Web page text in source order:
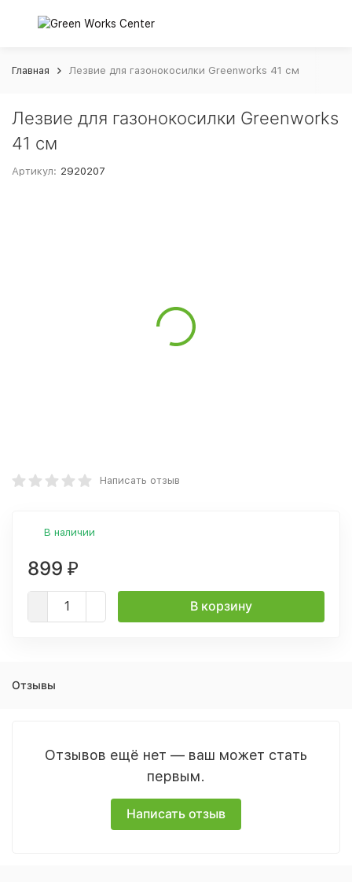
Главная Лезвие для газонокосилки Greenworks 41 см
Лезвие для газонокосилки Greenworks
41 см
Артикул: 2920207
Написать отзыв
В наличии
899 ₽
В корзину
Отзывы
Отзывов ещё нет — ваш может стать
первым.
Написать отзыв